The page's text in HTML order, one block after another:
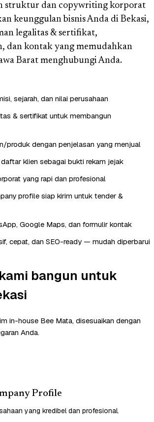
struktur dan copywriting korporat
keunggulan bisnis Anda di Bekasi,
legalitas & sertifikat,
dan kontak yang memudahkan
Barat menghubungi Anda.
sejarah, dan nilai perusahaan
& sertifikat untuk membangun
produk dengan penjelasan yang menjual
klien sebagai bukti rekam jejak
yang rapi dan profesional
profile siap kirim untuk tender &
Google Maps, dan formulir kontak
cepat, dan SEO-ready — mudah diperbarui
bangun untuk
in-house Bee Mata, disesuaikan dengan
Anda.
Profile
yang kredibel dan profesional.